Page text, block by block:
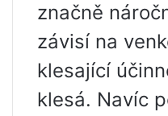
značně
závisí na
klesající
klesá. Navíc